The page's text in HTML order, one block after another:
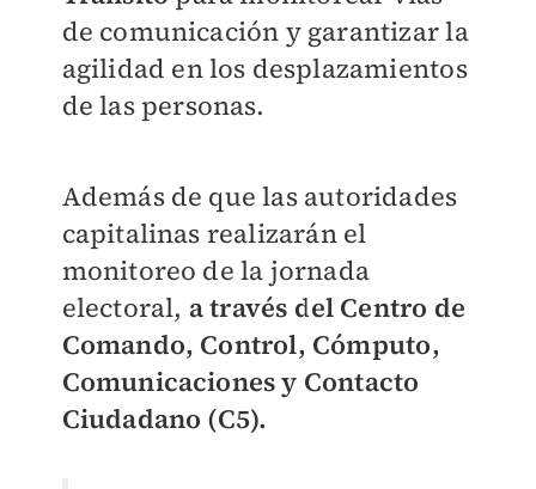
de comunicación y garantizar la
agilidad en los desplazamientos
de las personas.
Además de que las autoridades
capitalinas realizarán el
monitoreo de la jornada
electoral, a través del Centro de
Comando, Control, Cómputo,
Comunicaciones y Contacto
Ciudadano (C5).